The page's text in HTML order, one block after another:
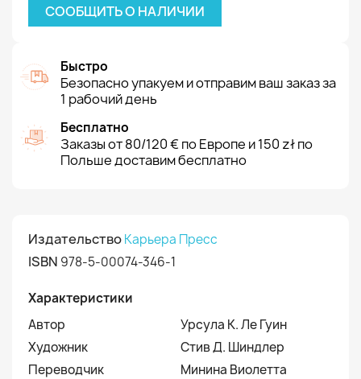
СООБЩИТЬ О НАЛИЧИИ
Быстро
Безопасно упакуем и отправим ваш заказ за
1 рабочий день
Бесплатно
Заказы от 80/120 € по Европе и 150 zł по
Польше доставим бесплатно
ИздательствоКарьера Пресс
ISBN 978-5-00074-346-1
Характеристики
Автор
Урсула К. Ле Гуин
Художник
Стив Д. Шиндлер
Переводчик
Минина Виолетта